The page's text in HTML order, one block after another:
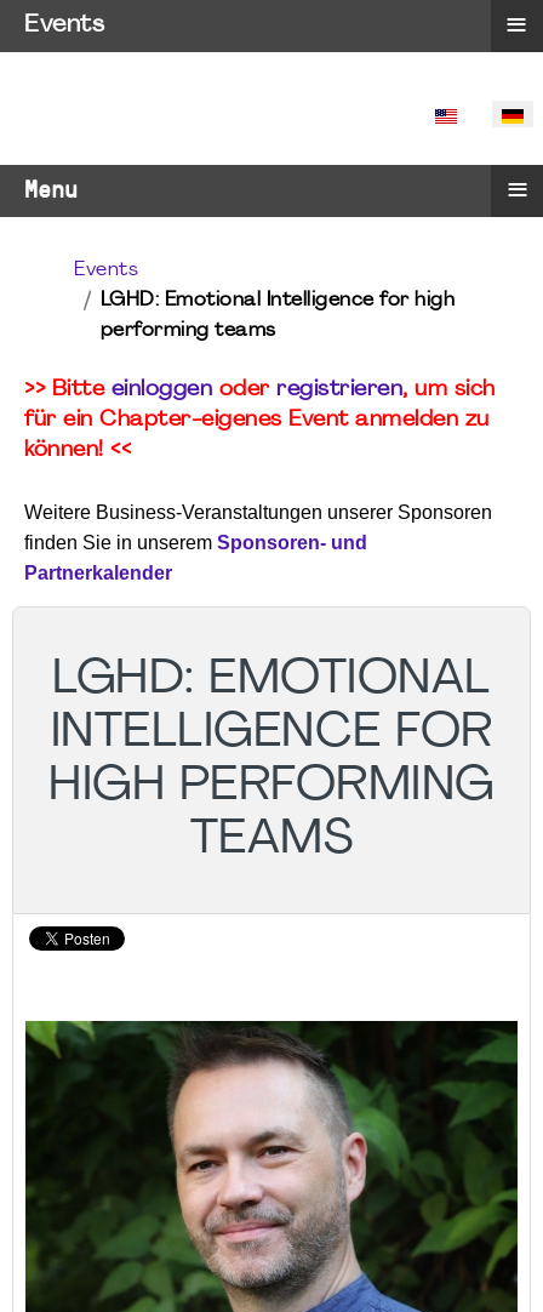
SPRACHE
Menu ≡
Events
LGHD: Emotional Intelligence for high
performing teams
>> Bitte einloggen oder registrieren, um sich
für ein Chapter-eigenes Event anmelden zu
können! <<
Weitere Business-Veranstaltungen unserer Sponsoren
finden Sie in unserem Sponsoren- und
Partnerkalender
LGHD: EMOTIONAL
INTELLIGENCE FOR
HIGH PERFORMING
TEAMS
Events ≡